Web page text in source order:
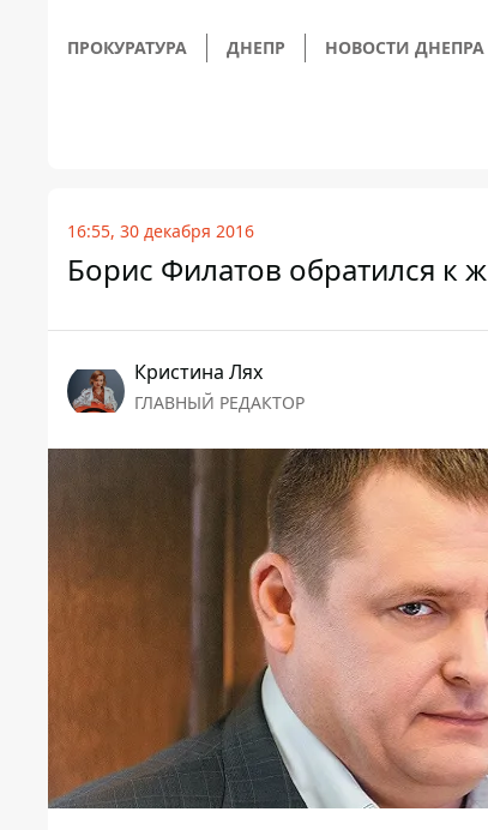
ПРОКУРАТУРА ДНЕПР НОВОСТИ ДНЕПРА
16:55, 30 декабря 2016
Борис Филатов обратился к
Кристина Лях
ГЛАВНЫЙ РЕДАКТОР